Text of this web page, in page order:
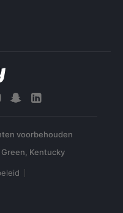
voorbehouden